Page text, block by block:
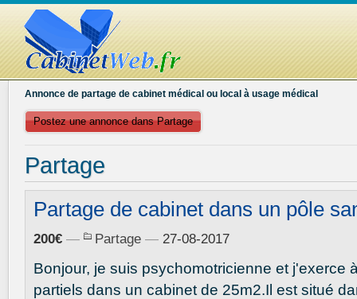
Annonce de partage de cabinet médical ou local à usage médical
Postez une annonce dans Partage
Partage
Partage de cabinet dans un pôle
200€ — Partage — 27-08-2017
Bonjour, je suis psychomotricienne et j'exerce
partiels dans un cabinet de 25m2.Il est situé